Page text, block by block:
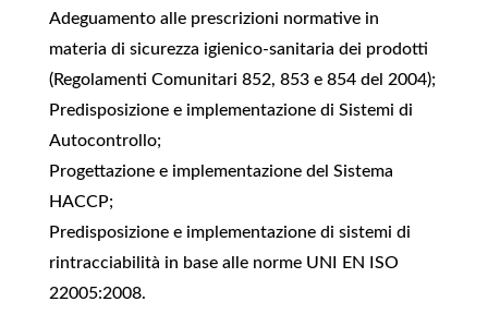
Adeguamento alle prescrizioni normative in
materia di sicurezza igienico-sanitaria dei prodotti
(Regolamenti Comunitari 852, 853 e 854 del 2004);
Predisposizione e implementazione di Sistemi di
Autocontrollo;
Progettazione e implementazione del Sistema
HACCP;
Predisposizione e implementazione di sistemi di
rintracciabilità in base alle norme UNI EN ISO
22005:2008.